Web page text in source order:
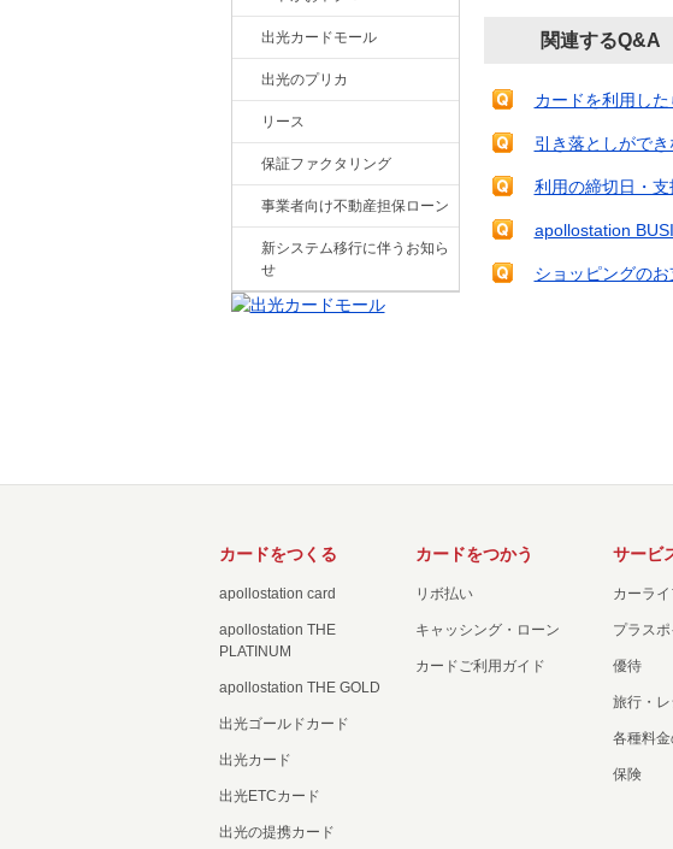
出光カードモール
出光のプリカ
リース
保証ファクタリング
事業者向け不動産担保ローン
新システム移行に伴うお知ら
せ
関連するQ&A
カードを利用し
引き落としがで
利用の締切日・支
apollostation
ショッピングの
カードをつくる
apollostation card
apollostation THE
PLATINUM
apollostation THE GOLD
出光ゴールドカード
出光カード
出光ETCカード
出光の提携カード
カードをつかう
リボ払い
キャッシング・ローン
カードご利用ガイド
サービ
カーライ
プラスポ
優待
旅行・
各種料
保険